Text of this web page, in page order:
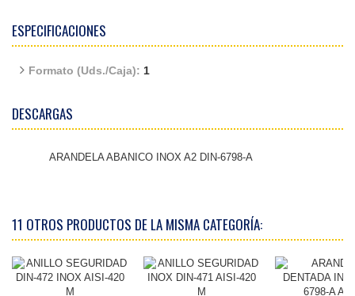
ESPECIFICACIONES
Formato (Uds./Caja): 1
DESCARGAS
ARANDELA ABANICO INOX A2 DIN-6798-A
11 OTROS PRODUCTOS DE LA MISMA CATEGORÍA: